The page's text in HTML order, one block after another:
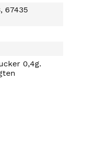
67435
0,4g.